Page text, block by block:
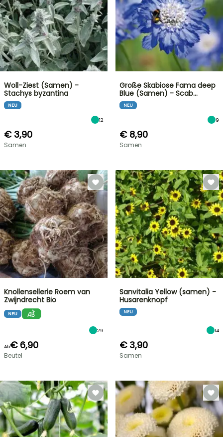
Woll-Ziest (Samen) -
Stachys byzantina
NEU
12
€ 3,90
Samen
Große Skabiose Fama deep
Blue (Samen) - Scab…
NEU
9
€ 8,90
Samen
Knollensellerie Roem van
Zwijndrecht Bio
NEU
29
Ab€ 6,90
Beutel
Sanvitalia Yellow (samen) -
Husarenknopf
NEU
14
€ 3,90
Samen